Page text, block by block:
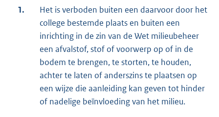
1.
Het is verboden buiten een daarvoor door het
college bestemde plaats en buiten een
inrichting in de zin van de Wet milieubeheer
een afvalstof, stof of voorwerp op of in de
bodem te brengen, te storten, te houden,
achter te laten of anderszins te plaatsen op
een wijze die aanleiding kan geven tot hinder
of nadelige beïnvloeding van het milieu.